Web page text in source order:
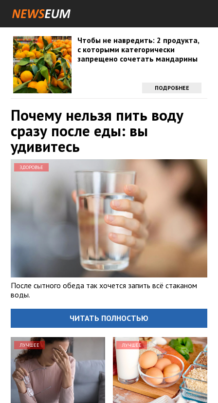
Чтобы не навредить: 2 продукта,
с которыми категорически
запрещено сочетать мандарины
ПОДРОБНЕЕ
Почему нельзя пить воду
сразу после еды: вы
удивитесь
ЗДОРОВЬЕ
После сытного обеда так хочется запить всё стаканом
воды.
ЧИТАТЬ ПОЛНОСТЬЮ
ЛУЧШЕЕ ЛУЧШЕЕ